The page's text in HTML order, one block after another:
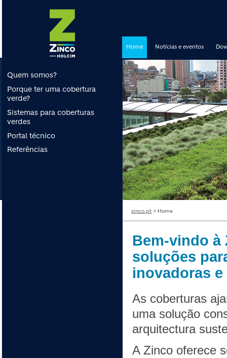
Home Notícias e eventos
zinco.pt > Home
Quem somos?
Porque ter uma cobertura
verde?
Sistemas para coberturas
verdes
Portal técnico
Referências
Bem-vindo à
soluções
inovadoras
As coberturas
uma solução
arquitectura
A Zinco oferece